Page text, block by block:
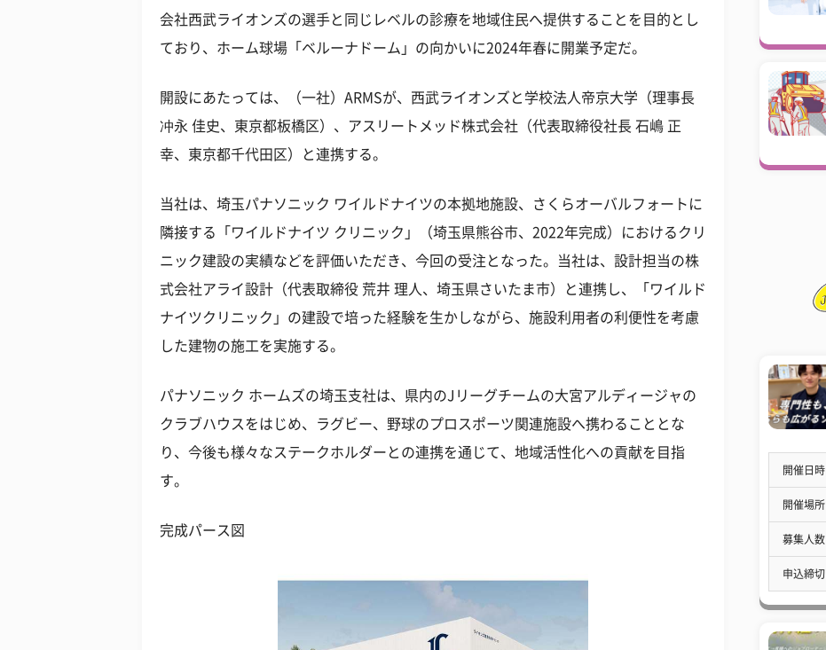
会社西武ライオンズの選手と同じレベルの診療を地域住民へ提供することを目的とし
ており、ホーム球場「ベルーナドーム」の向かいに2024年春に開業予定だ。
開設にあたっては、（一社）ARMSが、西武ライオンズと学校法人帝京大学（理事長
冲永 佳史、東京都板橋区）、アスリートメッド株式会社（代表取締役社長 石嶋 正
幸、東京都千代田区）と連携する。
当社は、埼玉パナソニック ワイルドナイツの本拠地施設、さくらオーバルフォートに
隣接する「ワイルドナイツ クリニック」（埼玉県熊谷市、2022年完成）におけるクリ
ニック建設の実績などを評価いただき、今回の受注となった。当社は、設計担当の株
式会社アライ設計（代表取締役 荒井 理人、埼玉県さいたま市）と連携し、「ワイルド
ナイツクリニック」の建設で培った経験を生かしながら、施設利用者の利便性を考慮
した建物の施工を実施する。
パナソニック ホームズの埼玉支社は、県内のJリーグチームの大宮アルディージャの
クラブハウスをはじめ、ラグビー、野球のプロスポーツ関連施設へ携わることとな
り、今後も様々なステークホルダーとの連携を通じて、地域活性化への貢献を目指
す。
完成パース図
開催日時
開催場所
募集人数
申込締切